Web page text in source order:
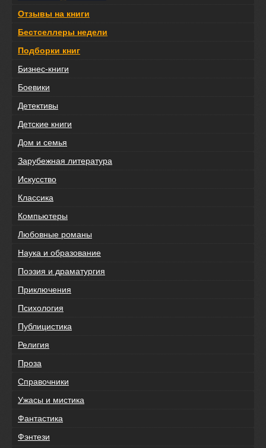
Отзывы на книги
Бестселлеры недели
Подборки книг
Бизнес-книги
Боевики
Детективы
Детские книги
Дом и семья
Зарубежная литература
Искусство
Классика
Компьютеры
Любовные романы
Наука и образование
Поэзия и драматургия
Приключения
Психология
Публицистика
Религия
Проза
Справочники
Ужасы и мистика
Фантастика
Фэнтези